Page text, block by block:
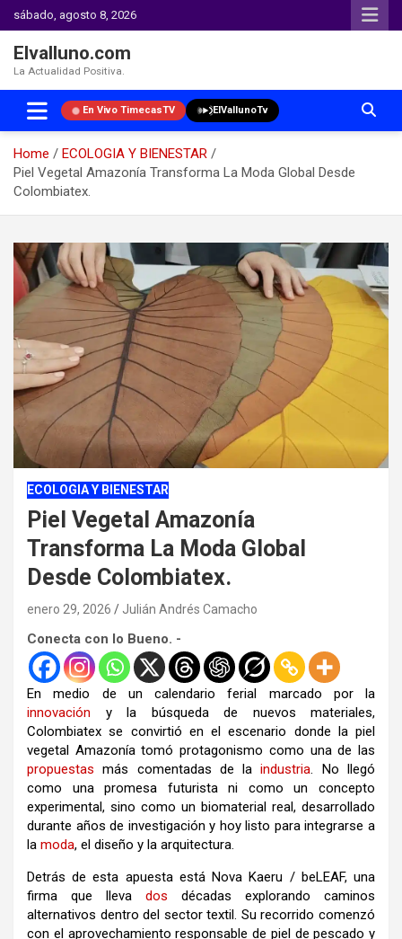
sábado, agosto 8, 2026
Elvalluno.com
La Actualidad Positiva.
En Vivo TimecasTV ElVallunoTv
Home
ECOLOGIA Y BIENESTAR
Piel Vegetal Amazonía Transforma La Moda Global Desde
Colombiatex.
content
ECOLOGIA Y BIENESTAR
Piel Vegetal Amazonía
Transforma La Moda Global
Desde Colombiatex.
enero 29, 2026 Julián Andrés Camacho
Conecta con lo Bueno. -
En medio de un calendario ferial marcado por la
innovación y la búsqueda de nuevos materiales,
Colombiatex se convirtió en el escenario donde la piel
vegetal Amazonía tomó protagonismo como una de las
propuestas más comentadas de laindustria. No llegó
como una promesa futurista ni como un concepto
experimental, sino como un biomaterial real, desarrollado
durante años de investigación y hoy listo para integrarse a
la moda, el diseño y la arquitectura.
Detrás de esta apuesta está Nova Kaeru / beLEAF, una
firma que lleva dos décadas explorando caminos
alternativos dentro del sector textil. Su recorrido comenzó
con el aprovechamiento responsable de piel de pescado y